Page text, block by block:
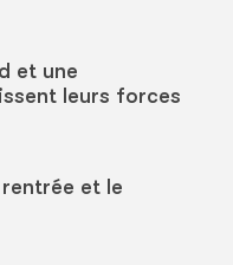
et une
leurs forces
et le